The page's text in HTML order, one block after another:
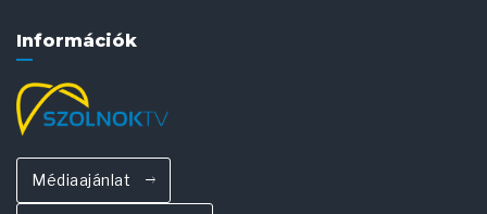
Információk
Médiaajánlat